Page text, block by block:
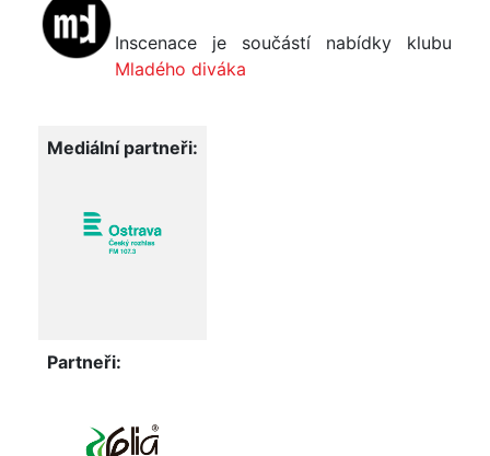
Inscenace je součástí nabídky klubu
Mladého diváka
Mediální partneři:
Partneři: